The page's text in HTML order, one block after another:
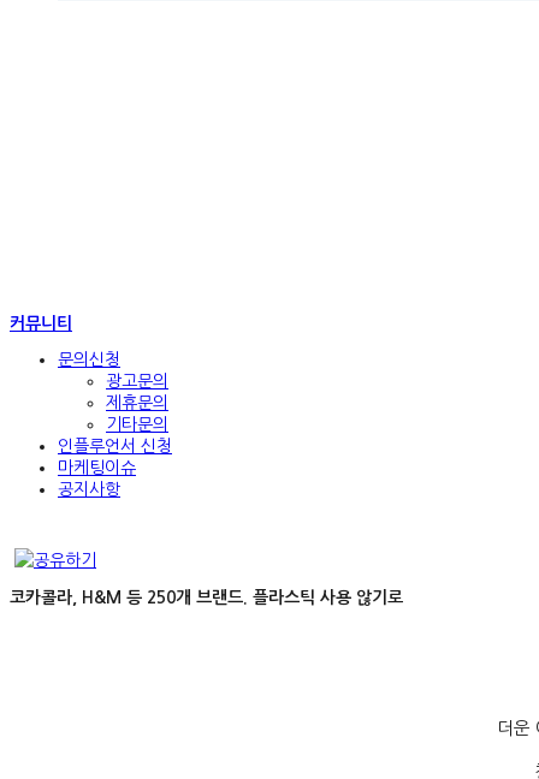
커뮤니티
문의신청
광고문의
제휴문의
기타문의
인플루언서 신청
마케팅이슈
공지사항
코카콜라, H&M 등 250개 브랜드. 플라스틱 사용 않기로
더운